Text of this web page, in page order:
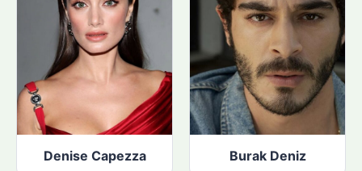
Denise Capezza Burak Deniz